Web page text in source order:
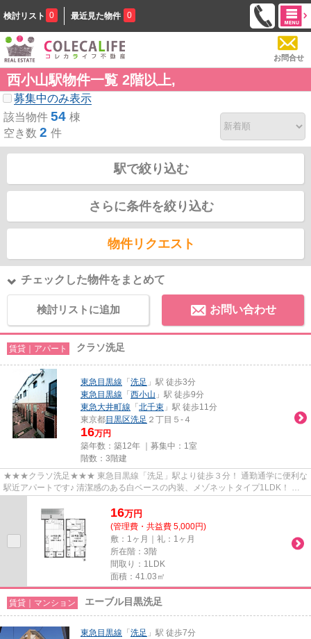
検討リスト 0 最近見た物件 0
お問合せ
西小山駅物件一覧 2階以上,
募集中のみ表示
該当物件 54 棟
空き数 2 件
駅で絞り込む
さらに条件を絞り込む
物件リクエスト
チェックした物件をまとめて
検討リストに追加 お問い合わせ
賃貸｜アパート クラソ洗足
東急目黒線 「 洗足 」駅 徒歩3分
東急目黒線 「 西小山 」駅 徒歩9分
東急大井町線 「 北千束 」駅 徒歩11分
東京都目黒区洗足 ２丁目５-４
16万円
築年数：築12年 ｜募集中： 1室
階数：3階建
★★★クラソ洗足★★★ 東急目黒線「洗足」駅より徒歩３分！ 通勤通学に便利な
駅近アパートです♪ 清潔感のある白ベースの内装、メゾネットタイプ1LDK！ お
16万円
(管理費・共益費 5,000円)
敷：1ヶ月｜礼：1ヶ月
所在階：3階
間取り：1LDK
面積：41.03㎡
賃貸｜マンション エーブル目黒洗足
東急目黒線 「 洗足 」駅 徒歩7分